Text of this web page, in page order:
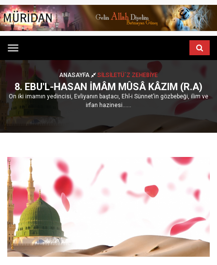
Menu
ANASAYFA SILSILETÜ`Z ZEHEBIYE
8. EBU'L-HASAN İMÂM MÛSÂ KÂZIM (R.A)
On iki imamın yedincisi, Evliyanın baştacı, Ehl-i Sünnet’in gözbebeği, ilim ve
irfan hazinesi......